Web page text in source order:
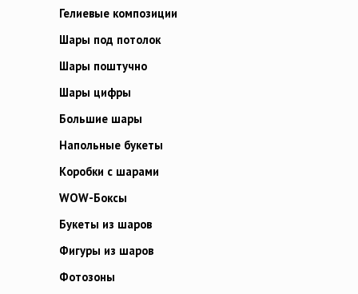
Гелиевые композиции
Шары под потолок
Шары поштучно
Шары цифры
Большие шары
Напольные букеты
Коробки с шарами
WOW-Боксы
Букеты из шаров
Фигуры из шаров
Фотозоны